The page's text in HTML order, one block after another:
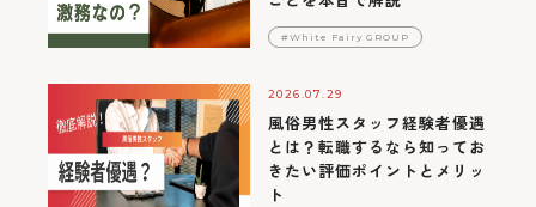
#White Fairy GROUP
2026.07.29
風俗男性スタッフ経験者優遇
とは？転職するなら知ってお
きたい評価ポイントとメリッ
ト